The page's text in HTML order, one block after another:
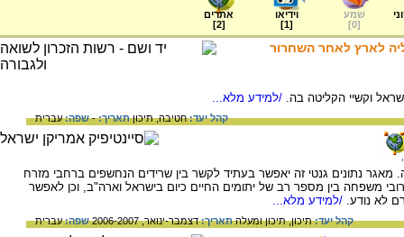
שמע
[
0
]
וידיאו
[
1
]
אתרים
[
2
]
לארץ לאחר השחרור
וקשיי הקליטה בה. /למידע מלא...
קהל יעד:חטיבה,תיכוןתאריך:-שפה:עברית
מאגר נתונים גנטי זה יאפשר בעתיד לקשר בין שרידים הנחשפים ברחבי מזרח
משפחה בין מספר רב של יתומים החיים כיום בישראל וארה"ב, וכן לאפשר
לא נודע. /למידע מלא...
קהל יעד:תיכון,תיכון ומעלהתאריך:דצמבר-ינואר, 2006-2007 שפה:עברית